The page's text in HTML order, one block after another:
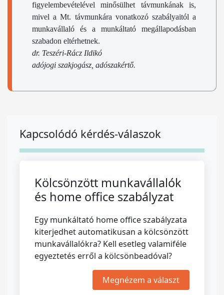
figyelembevételével minősülhet távmunkának is,
mivel a Mt. távmunkára vonatkozó szabályaitól a
munkavállaló és a munkáltató megállapodásban
szabadon eltérhetnek.
dr. Teszéri-Rácz Ildikó
adójogi szakjogász, adószakértő.
Kapcsolódó kérdés-válaszok
Kölcsönzött munkavállalók
és home office szabályzat
Egy munkáltató home office szabályzata
kiterjedhet automatikusan a kölcsönzött
munkavállalókra? Kell esetleg valamiféle
egyeztetés erről a kölcsönbeadóval?
Megnézem a választ